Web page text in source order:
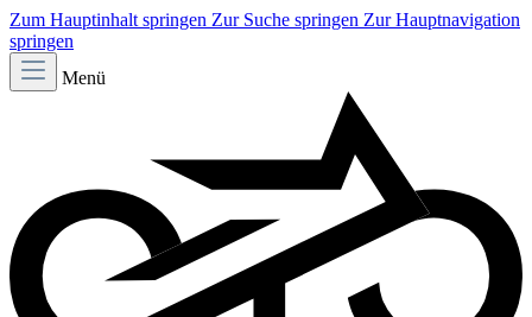
Zum Hauptinhalt springen Zur Suche springen Zur Hauptnavigation
springen
Menü